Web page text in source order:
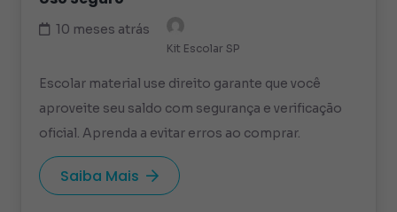
10 meses atrás
Kit Escolar SP
Escolar material use direito garante que você
aproveite seu saldo com segurança e verificação
oficial. Aprenda a evitar erros ao comprar.
Saiba Mais